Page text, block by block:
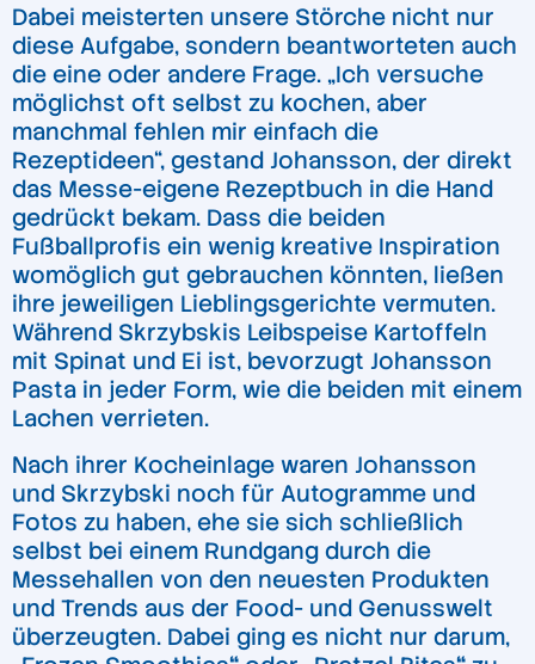
Dabei meisterten unsere Störche nicht nur
diese Aufgabe, sondern beantworteten auch
die eine oder andere Frage. „Ich versuche
möglichst oft selbst zu kochen, aber
manchmal fehlen mir einfach die
Rezeptideen“, gestand Johansson, der direkt
das Messe-eigene Rezeptbuch in die Hand
gedrückt bekam. Dass die beiden
Fußballprofis ein wenig kreative Inspiration
womöglich gut gebrauchen könnten, ließen
ihre jeweiligen Lieblingsgerichte vermuten.
Während Skrzybskis Leibspeise Kartoffeln
mit Spinat und Ei ist, bevorzugt Johansson
Pasta in jeder Form, wie die beiden mit einem
Lachen verrieten.
Nach ihrer Kocheinlage waren Johansson
und Skrzybski noch für Autogramme und
Fotos zu haben, ehe sie sich schließlich
selbst bei einem Rundgang durch die
Messehallen von den neuesten Produkten
und Trends aus der Food- und Genusswelt
überzeugten. Dabei ging es nicht nur darum,